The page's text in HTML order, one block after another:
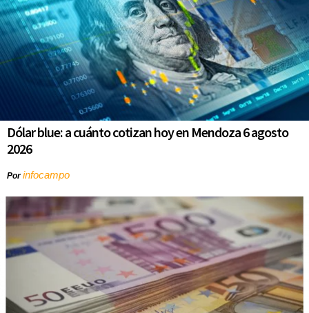
Dólar blue: a cuánto cotizan hoy en Mendoza 6 agosto
2026
Porinfocampo